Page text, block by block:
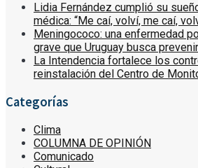
Lidia Fernández cumplió su
médica: “Me caí, volví, me caí,
Meningococo: una enfermedad
grave que Uruguay busca
La Intendencia fortalece los
reinstalación del Centro de
Categorías
Clima
COLUMNA DE OPINIÓN
Comunicado